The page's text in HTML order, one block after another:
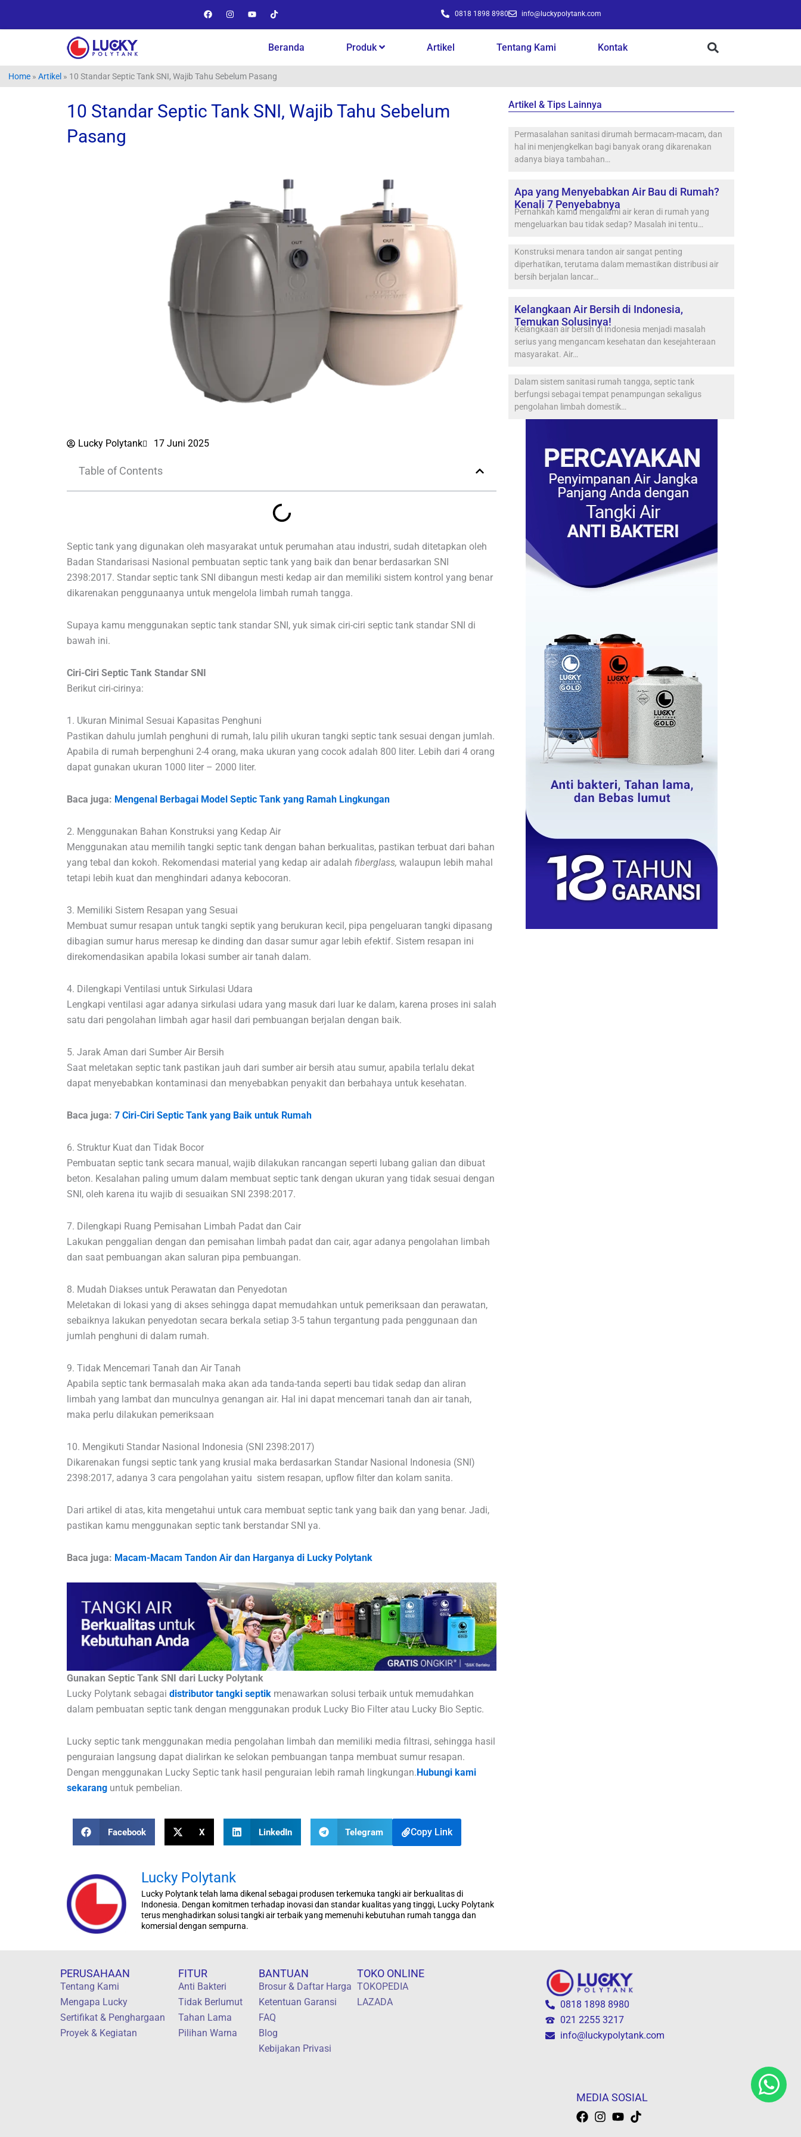
F
a
k
I
n
a
m
Y
o
T
i
o
k
0818 1898 8980 info@luckypolytank.com
Beranda Produk Artikel Tentang Kami Kontak
Home » Artikel » 10 Standar Septic Tank SNI, Wajib Tahu Sebelum Pasang
10 Standar Septic Tank SNI, Wajib Tahu Sebelum
Pasang
Lucky Polytank 17 Juni 2025
Table of Contents
Septic tank yang digunakan oleh masyarakat untuk perumahan atau industri, sudah ditetapkan oleh
Badan Standarisasi Nasional pembuatan septic tank yang baik dan benar berdasarkan SNI
2398:2017. Standar septic tank SNI dibangun mesti kedap air dan memiliki sistem kontrol yang benar
dikarenakan penggunaanya untuk mengelola limbah rumah tangga.
Supaya kamu menggunakan septic tank standar SNI, yuk simak ciri-ciri septic tank standar SNI di
bawah ini.
Ciri-Ciri Septic Tank Standar SNI
Berikut ciri-cirinya:
1. Ukuran Minimal Sesuai Kapasitas Penghuni
Pastikan dahulu jumlah penghuni di rumah, lalu pilih ukuran tangki septic tank sesuai dengan jumlah.
Apabila di rumah berpenghuni 2-4 orang, maka ukuran yang cocok adalah 800 liter. Lebih dari 4 orang
dapat gunakan ukuran 1000 liter – 2000 liter.
Baca juga: Mengenal Berbagai Model Septic Tank yang Ramah Lingkungan
2. Menggunakan Bahan Konstruksi yang Kedap Air
Menggunakan atau memilih tangki septic tank dengan bahan berkualitas, pastikan terbuat dari bahan
yang tebal dan kokoh. Rekomendasi material yang kedap air adalah fiberglass, walaupun lebih mahal
tetapi lebih kuat dan menghindari adanya kebocoran.
3. Memiliki Sistem Resapan yang Sesuai
Membuat sumur resapan untuk tangki septik yang berukuran kecil, pipa pengeluaran tangki dipasang
dibagian sumur harus meresap ke dinding dan dasar sumur agar lebih efektif. Sistem resapan ini
direkomendasikan apabila lokasi sumber air tanah dalam.
4. Dilengkapi Ventilasi untuk Sirkulasi Udara
Lengkapi ventilasi agar adanya sirkulasi udara yang masuk dari luar ke dalam, karena proses ini salah
satu dari pengolahan limbah agar hasil dari pembuangan berjalan dengan baik.
5. Jarak Aman dari Sumber Air Bersih
Saat meletakan septic tank pastikan jauh dari sumber air bersih atau sumur, apabila terlalu dekat
dapat menyebabkan kontaminasi dan menyebabkan penyakit dan berbahaya untuk kesehatan.
Baca juga: 7 Ciri-Ciri Septic Tank yang Baik untuk Rumah
6. Struktur Kuat dan Tidak Bocor
Pembuatan septic tank secara manual, wajib dilakukan rancangan seperti lubang galian dan dibuat
beton. Kesalahan paling umum dalam membuat septic tank dengan ukuran yang tidak sesuai dengan
SNI, oleh karena itu wajib di sesuaikan SNI 2398:2017.
7. Dilengkapi Ruang Pemisahan Limbah Padat dan Cair
Lakukan penggalian dengan dan pemisahan limbah padat dan cair, agar adanya pengolahan limbah
dan saat pembuangan akan saluran pipa pembuangan.
8. Mudah Diakses untuk Perawatan dan Penyedotan
Meletakan di lokasi yang di akses sehingga dapat memudahkan untuk pemeriksaan dan perawatan,
sebaiknya lakukan penyedotan secara berkala setiap 3-5 tahun tergantung pada penggunaan dan
jumlah penghuni di dalam rumah.
9. Tidak Mencemari Tanah dan Air Tanah
Apabila septic tank bermasalah maka akan ada tanda-tanda seperti bau tidak sedap dan aliran
limbah yang lambat dan munculnya genangan air. Hal ini dapat mencemari tanah dan air tanah,
maka perlu dilakukan pemeriksaan
10. Mengikuti Standar Nasional Indonesia (SNI 2398:2017)
Dikarenakan fungsi septic tank yang krusial maka berdasarkan Standar Nasional Indonesia (SNI)
2398:2017, adanya 3 cara pengolahan yaitu sistem resapan, upflow filter dan kolam sanita.
Dari artikel di atas, kita mengetahui untuk cara membuat septic tank yang baik dan yang benar. Jadi,
pastikan kamu menggunakan septic tank berstandar SNI ya.
Baca juga: Macam-Macam Tandon Air dan Harganya di Lucky Polytank
Gunakan Septic Tank SNI dari Lucky Polytank
Lucky Polytank sebagai distributor tangki septik menawarkan solusi terbaik untuk memudahkan
dalam pembuatan septic tank dengan menggunakan produk Lucky Bio Filter atau Lucky Bio Septic.
Lucky septic tank menggunakan media pengolahan limbah dan memiliki media filtrasi, sehingga hasil
penguraian langsung dapat dialirkan ke selokan pembuangan tanpa membuat sumur resapan.
Dengan menggunakan Lucky Septic tank hasil penguraian lebih ramah lingkungan. Hubungi kami
sekarang untuk pembelian.
Facebook X LinkedIn Telegram Copy Link
Lucky Polytank
Lucky Polytank telah lama dikenal sebagai produsen terkemuka tangki air berkualitas di
Indonesia. Dengan komitmen terhadap inovasi dan standar kualitas yang tinggi, Lucky Polytank
terus menghadirkan solusi tangki air terbaik yang memenuhi kebutuhan rumah tangga dan
komersial dengan sempurna.
Artikel & Tips Lainnya
Permasalahan sanitasi dirumah bermacam-macam, dan
hal ini menjengkelkan bagi banyak orang dikarenakan
adanya biaya tambahan…
Apa yang Menyebabkan Air Bau di Rumah?
Kenali 7 Penyebabnya
Pernahkah kamu mengalami air keran di rumah yang
mengeluarkan bau tidak sedap? Masalah ini tentu…
Konstruksi menara tandon air sangat penting
diperhatikan, terutama dalam memastikan distribusi air
bersih berjalan lancar…
Kelangkaan Air Bersih di Indonesia,
Temukan Solusinya!
Kelangkaan air bersih di Indonesia menjadi masalah
serius yang mengancam kesehatan dan kesejahteraan
masyarakat. Air…
Dalam sistem sanitasi rumah tangga, septic tank
berfungsi sebagai tempat penampungan sekaligus
pengolahan limbah domestik…
PERUSAHAAN
Tentang Kami
Mengapa Lucky
Sertifikat & Penghargaan
Proyek & Kegiatan
FITUR
Anti Bakteri
Tidak Berlumut
Tahan Lama
Pilihan Warna
BANTUAN
Brosur & Daftar Harga
Ketentuan Garansi
FAQ
Blog
Kebijakan Privasi
TOKO ONLINE
TOKOPEDIA
LAZADA
0818 1898 8980
021 2255 3217
info@luckypolytank.com
MEDIA SOSIAL